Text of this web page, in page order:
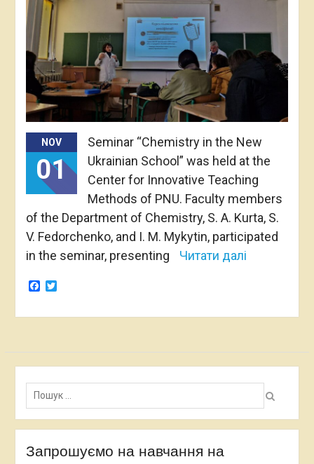
NOV
01
Seminar “Chemistry in the New
Ukrainian School” was held at the
Center for Innovative Teaching
Methods of PNU. Faculty members
of the Department of Chemistry, S. A. Kurta, S.
V. Fedorchenko, and I. M. Mykytin, participated
in the seminar, presenting
Читати далі
Facebook
Twitter
Пошук:
Запрошуємо на навчання на